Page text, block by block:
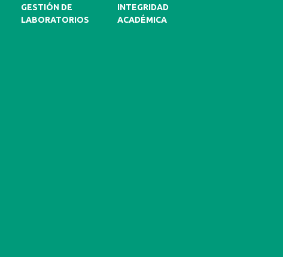
GESTIÓN DE
LABORATORIOS
INTEGRIDAD
ACADÉMICA